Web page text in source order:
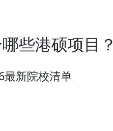
些港硕项目？
最新院校清单